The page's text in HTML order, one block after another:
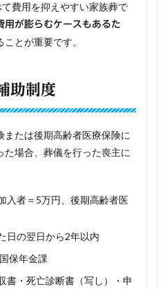
費用を抑えやすい家族葬で
用が膨らむケースもあるた
ことが重要です。
助制度
たは後期高齢者医療保険に
場合、葬儀を行った喪主に
入者＝5万円、後期高齢者医
日の翌日から2年以内
保年金課
書・死亡診断書（写し）・申